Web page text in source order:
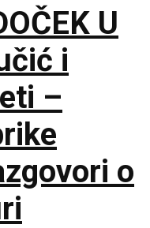
U
i
–
o